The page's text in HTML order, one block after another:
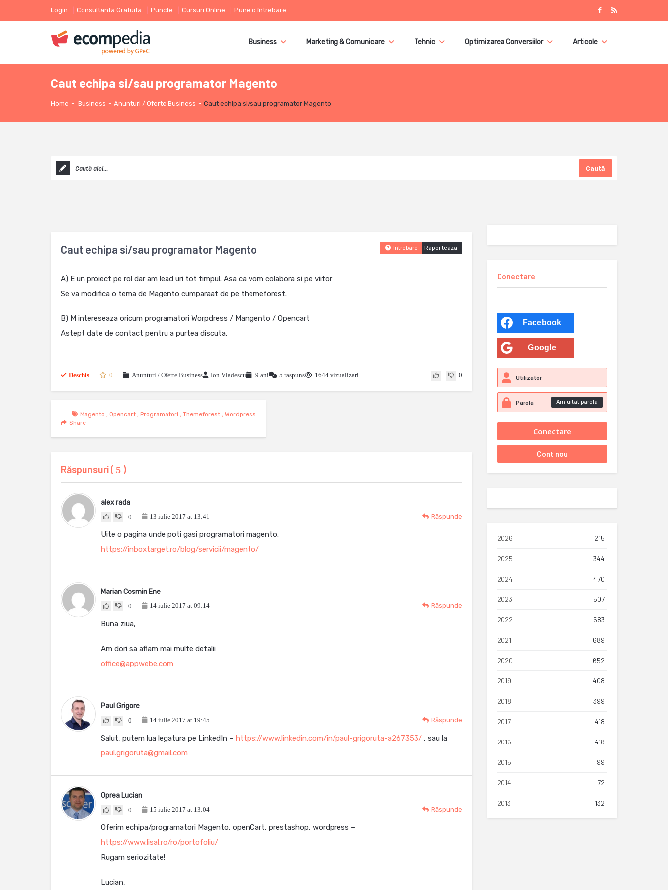
Login Consultanta Gratuita Puncte Cursuri Online Pune o întrebare
Business Marketing & Comunicare Tehnic Optimizarea Conversiilor Articole
Caut echipa si/sau programator Magento
Home - Business - Anunturi / Oferte Business - Caut echipa si/sau programator Magento
Caută
Caut echipa si/sau programator Magento Raporteaza
Intrebare
A) E un proiect pe rol dar am lead uri tot timpul. Asa ca vom colabora si pe viitor
Se va modifica o tema de Magento cumparaat de pe themeforest.
B) M intereseaza oricum programatori Worpdress / Mangento / Opencart
Astept date de contact pentru a purtea discuta.
Deschis 0 Anunturi / Oferte Business Ion Vladescu 9 ani 5 raspuns 1644 vizualizari 0
Magento , Opencart, Programatori , Themeforest, Wordpress
Share
Răspunsuri ( 5 )
alex rada
0 13 iulie 2017 at 13:41 Răspunde
Uite o pagina unde poti gasi programatori magento.
https://inboxtarget.ro/blog/servicii/magento/
Marian Cosmin Ene
0 14 iulie 2017 at 09:14 Răspunde
Buna ziua,
Am dori sa aflam mai multe detalii
office@appwebe.com
Paul Grigore
0 14 iulie 2017 at 19:45 Răspunde
Salut, putem lua legatura pe LinkedIn – https://www.linkedin.com/in/paul-grigoruta-a267353/ , sau la
paul.grigoruta@gmail.com
Oprea Lucian
0 15 iulie 2017 at 13:04 Răspunde
Oferim echipa/programatori Magento, openCart, prestashop, wordpress –
https://www.lisal.ro/ro/portofoliu/
Rugam seriozitate!
Lucian,
Conectare
Facebook
Google
Am uitat parola
2026 215
2025 344
2024 470
2023 507
2022 583
2021 689
2020 652
2019 408
2018 399
2017 418
2016 418
2015 99
2014 72
2013 132